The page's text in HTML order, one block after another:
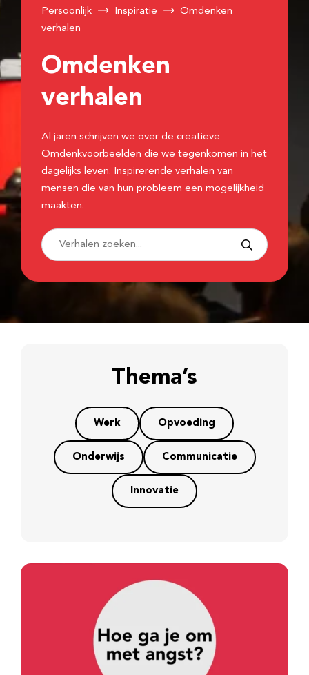
Persoonlijk Inspiratie
Omdenken
verhalen
Omdenken
verhalen
Al jaren schrijven we over de creatieve
Omdenkvoorbeelden die we tegenkomen in het
dagelijks leven. Inspirerende verhalen van
mensen die van hun probleem een mogelijkheid
maakten.
Thema’s
Werk Opvoeding
Onderwijs Communicatie
Innovatie